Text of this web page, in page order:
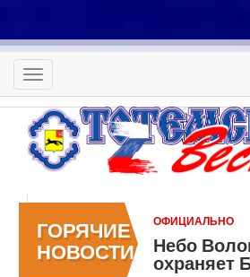
основному
содержанию
Меню
учётной
записи
пользователя
Toggle
navigation
ГОРЯЧИЕ
НОВОСТИ
ОФИЦИАЛЬНО
Небо
охраняет